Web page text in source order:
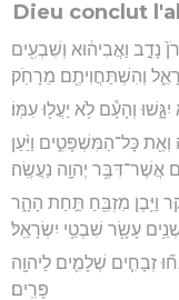
Dieu conclut
נָדָ֣ב וַאֲבִיה֔וּא וְשִׁבְעִ֖ים
וְהִשְׁתַּחֲוִיתֶ֖ם מֵרָחֹֽק׃
וְהָעָ֕ם לֹ֥א יַעֲל֖וּ עִמּֽוֹ׃
כָּל־הַמִּשְׁפָּטִ֑ים וַיַּ֨עַן
אֲשֶׁר־דִּבֶּ֥ר יְהוָ֖ה נַעֲשֶֽׂה׃
וַיִּ֥בֶן מִזְבֵּ֖חַ תַּ֣חַת הָהָ֑ר
עָשָׂ֖ר שִׁבְטֵ֥י יִשְׂרָאֵֽל׃
זְבָחִ֧ים שְׁלָמִ֛ים לַיהוָ֖ה
פָּרִֽים׃